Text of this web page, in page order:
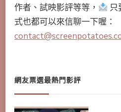
作者、試映影評等等，
只
式也都可以來信聊一下喔：
網友票選最熱門影評